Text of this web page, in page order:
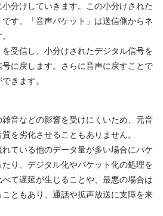
分けしていきます。この小分けされた
す。「音声パケット」は送信側からネ
受信し、小分けされたデジタル信号を
に戻します。さらに音声に戻すことで
きます。
音などの影響を受けにくいため、元音
を劣化させることもありません。
ている他のデータ量が多い場合にパケ
り、デジタル化やパケット化の処理を
て遅延が生じることや、最悪の場合は
ともあり、通話や拡声放送に支障を来